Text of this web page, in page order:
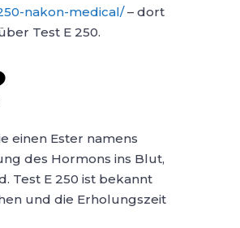
nakon-medical/– dort
Test E 250.
einen Ester namens
des Hormons ins Blut,
Test E 250 ist bekannt
und die Erholungszeit